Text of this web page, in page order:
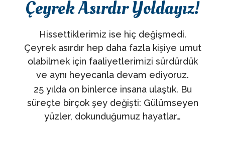
Çeyrek Asırdır Yoldayız!
Hissettiklerimiz ise hiç değişmedi.
Çeyrek asırdır hep daha fazla kişiye umut
olabilmek için faaliyetlerimizi sürdürdük
ve aynı heyecanla devam ediyoruz.
25 yılda on binlerce insana ulaştık. Bu
süreçte birçok şey değişti: Gülümseyen
yüzler, dokunduğumuz hayatlar…